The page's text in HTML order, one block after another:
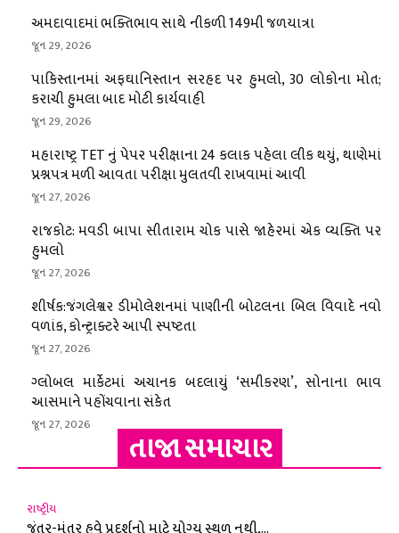
અમદાવાદમાં ભક્તિભાવ સાથે નીકળી 149મી જળયાત્રા
જૂન 29, 2026
પાકિસ્તાનમાં અફઘાનિસ્તાન સરહદ પર હુમલો, 30 લોકોના મોત;
કરાચી હુમલા બાદ મોટી કાર્યવાહી
જૂન 29, 2026
મહારાષ્ટ્ર TET નું પેપર પરીક્ષાના 24 કલાક પહેલા લીક થયું, થાણેમાં
પ્રશ્નપત્ર મળી આવતા પરીક્ષા મુલતવી રાખવામાં આવી
જૂન 27, 2026
રાજકોટ: મવડી બાપા સીતારામ ચોક પાસે જાહેરમાં એક વ્યક્તિ પર
હુમલો
જૂન 27, 2026
શીર્ષક:જંગલેશ્વર ડીમોલેશનમાં પાણીની બોટલના બિલ વિવાદે નવો
વળાંક, કોન્ટ્રાક્ટરે આપી સ્પષ્ટતા
જૂન 27, 2026
ગ્લોબલ માર્કેટમાં અચાનક બદલાયું ‘સમીકરણ’, સોનાના ભાવ
આસમાને પહોંચવાના સંકેત
જૂન 27, 2026
તાજા સમાચાર
રાષ્ટ્રીય